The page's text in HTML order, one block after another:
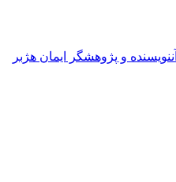
نویسنده و پژوهشگر ایمان هژبر